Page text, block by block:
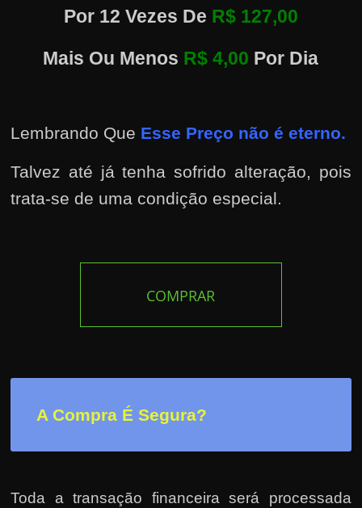
Por 12 Vezes De R$ 127,00
Mais Ou Menos R$ 4,00 Por Dia
Lembrando Que Esse Preço não é eterno.
Talvez até já tenha sofrido alteração, pois
trata-se de uma condição especial.
COMPRAR
A Compra É Segura?
Toda a transação financeira será processada